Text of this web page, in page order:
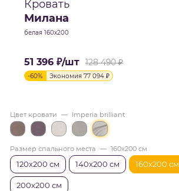
Кровать
Милана
белая 160х200
51 396 ₽/шт 128 490₽
-60% Экономия 77 094 ₽
Цвет кровати — Imperia brilliant
Размер спального места — 160х200 см
120х200 см 140х200 см 160х200 см
200х200 см